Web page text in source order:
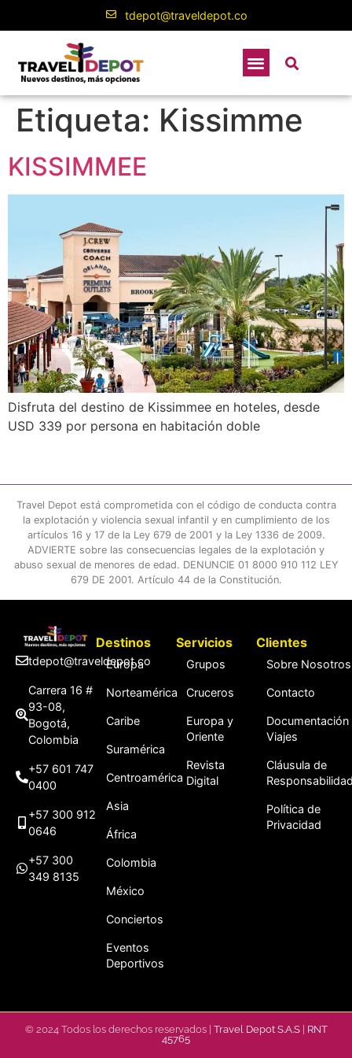
tdepot@traveldepot.co
Etiqueta: Kissimme
KISSIMMEE
Disfruta del destino de Kissimmee en hoteles, desde
USD 339 por persona en habitación doble
Travel Depot está comprometida con el código de conducta contra
la explotación y violencia sexual infantil y en cumplimiento de los
artículos 16 y 17 de la Ley 679 de 2001 y la Ley 1336 de 2009.
ADVIERTE sobre las consecuencias legales de la explotación y
abuso sexual de menores de edad. DENUNCIE 01 8000 910 112 LEY
679 DE 2001. Artículo 44 de la Constitución.
tdepot@traveldepot.co
Carrera 16 #
93-08,
Bogotá,
Colombia
+57 601 747
0400
+57 300 912
0646
+57 300
349 8135
Destinos
Europa
Norteamérica
Caribe
Suramérica
Centroamérica
Asia
África
Colombia
México
Conciertos
Eventos
Deportivos
Servicios
Grupos
Cruceros
Europa y
Oriente
Revista
Digital
Clientes
Sobre Nosotros
Contacto
Documentación
Viajes
Cláusula de
Política de
Privacidad
© 2024 Todos los derechos reservados | Travel Depot S.A.S| RNT
45765